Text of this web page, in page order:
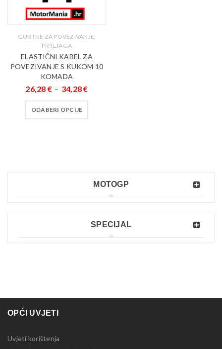
MOTOGP
SPECIJAL
GURTNE ZA POVEZIVANJE,
PRTLJAGA
ELASTIČNI KABEL ZA
POVEZIVANJE S KUKOM 10
KOMADA
26,28 € – 34,28€
ODABERI OPCIJE
OPĆI UVJETI
Uvjeti korištenja